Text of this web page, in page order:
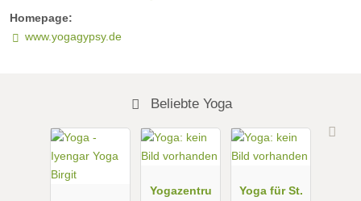
Homepage:
www.yogagypsy.de
Beliebte Yoga
Yogazentru
Yoga für St.